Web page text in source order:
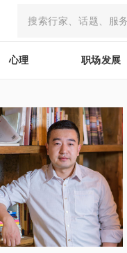
心理 职场发展